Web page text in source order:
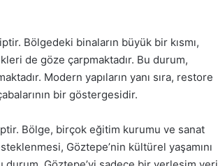
Bölgedeki binaların büyük bir kısmı,
de göze çarpmaktadır. Bu durum,
Modern yapıların yanı sıra, restore
bir göstergesidir.
Bölge, birçok eğitim kurumu ve sanat
Göztepe’nin kültürel yaşamını